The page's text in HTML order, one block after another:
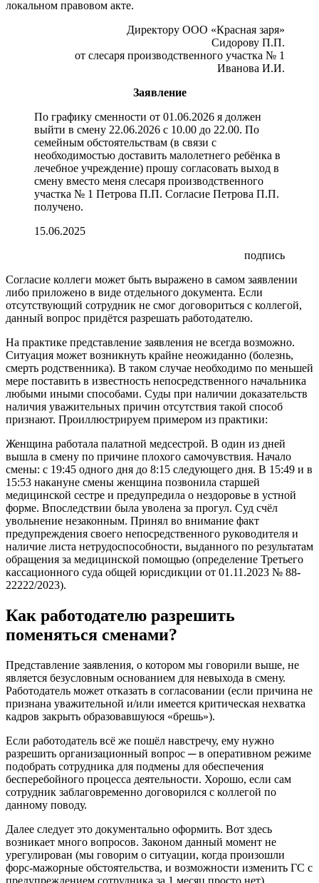
локальном правовом акте.
Директору ООО «Красная заря»
Сидорову П.П.
от слесаря производственного участка № 1
Иванова И.И.
Заявление
По графику сменности от 01.06.2026 я должен
выйти в смену 22.06.2026 с 10.00 до 22.00. По
семейным обстоятельствам (в связи с
необходимостью доставить малолетнего ребёнка в
лечебное учреждение) прошу согласовать выход в
смену вместо меня слесаря производственного
участка № 1 Петрова П.П. Согласие Петрова П.П.
получено.
15.06.2025
подпись
Согласие коллеги может быть выражено в самом заявлении
либо приложено в виде отдельного документа. Если
отсутствующий сотрудник не смог договориться с коллегой,
данный вопрос придётся разрешать работодателю.
На практике представление заявления не всегда возможно.
Ситуация может возникнуть крайне неожиданно (болезнь,
смерть родственника). В таком случае необходимо по меньшей
мере поставить в известность непосредственного начальника
любыми иными способами. Суды при наличии доказательств
наличия уважительных причин отсутствия такой способ
признают. Проиллюстрируем примером из практики:
Женщина работала палатной медсестрой. В один из дней
вышла в смену по причине плохого самочувствия. Начало
смены: с 19:45 одного дня до 8:15 следующего дня. В 15:49 и в
15:53 накануне смены женщина позвонила старшей
медицинской сестре и предупредила о нездоровье в устной
форме. Впоследствии была уволена за прогул. Суд счёл
увольнение незаконным. Принял во внимание факт
предупреждения своего непосредственного руководителя и
наличие листа нетрудоспособности, выданного по результатам
обращения за медицинской помощью (определение Третьего
кассационного суда общей юрисдикции от 01.11.2023 № 88-
22222/2023).
Как работодателю разрешить
поменяться сменами?
Представление заявления, о котором мы говорили выше, не
является безусловным основанием для невыхода в смену.
Работодатель может отказать в согласовании (если причина не
признана уважительной и/или имеется критическая нехватка
кадров закрыть образовавшуюся «брешь»).
Если работодатель всё же пошёл навстречу, ему нужно
разрешить организационный вопрос ─ в оперативном режиме
подобрать сотрудника для подмены для обеспечения
бесперебойного процесса деятельности. Хорошо, если сам
сотрудник заблаговременно договорился с коллегой по
данному поводу.
Далее следует это документально оформить. Вот здесь
возникает много вопросов. Законом данный момент не
урегулирован (мы говорим о ситуации, когда произошли
форс-мажорные обстоятельства, и возможности изменить ГС с
предупреждением сотрудника за 1 месяц просто нет).